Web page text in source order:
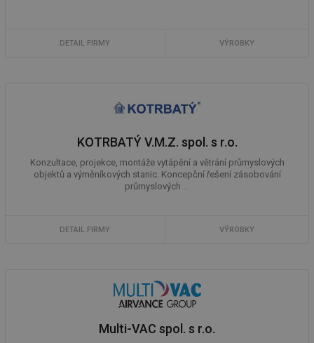
DETAIL FIRMY VÝROBKY
KOTRBATÝ V.M.Z. spol. s r.o.
Konzultace, projekce, montáže vytápění a větrání průmyslových
objektů a výměníkových stanic. Koncepční řešení zásobování
průmyslových ...
DETAIL FIRMY VÝROBKY
Multi-VAC spol. s r.o.